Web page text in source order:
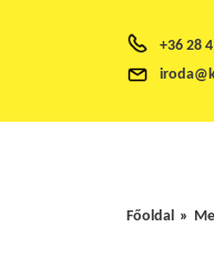
+36 28
Főoldal